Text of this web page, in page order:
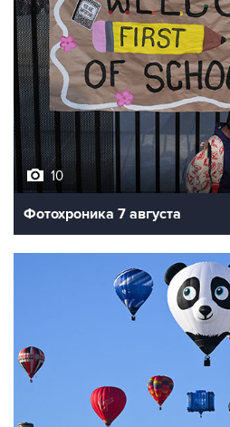
10
Фотохроника 7 августа